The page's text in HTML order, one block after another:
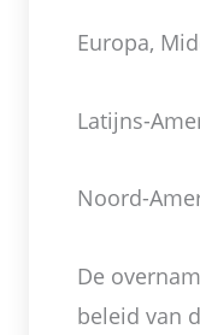
Europa,
Latijns-
Noord-
De
beleid van